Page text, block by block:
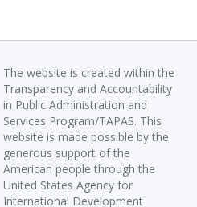
The website is created within the
Transparency and Accountability
in Public Administration and
Services Program/TAPAS. This
website is made possible by the
generous support of the
American people through the
United States Agency for
International Development